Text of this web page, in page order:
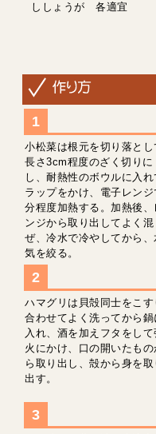
ししょうが 各適宜
小松菜は根元を切り落とし
長さ3cm程度のざく切りに
し、耐熱性のボウルに入れ
ラップをかけ、電子レンジ
分程度加熱する。加熱後、
ンジから取り出してよく混
ぜ、冷水で冷やしてから、
気を絞る。
ハマグリは貝殻同士をこす
合わせてよく洗ってから鍋
入れ、酒を加えフタをして
火にかけ、口の開いたもの
ら取り出し、殻から身を取
出す。